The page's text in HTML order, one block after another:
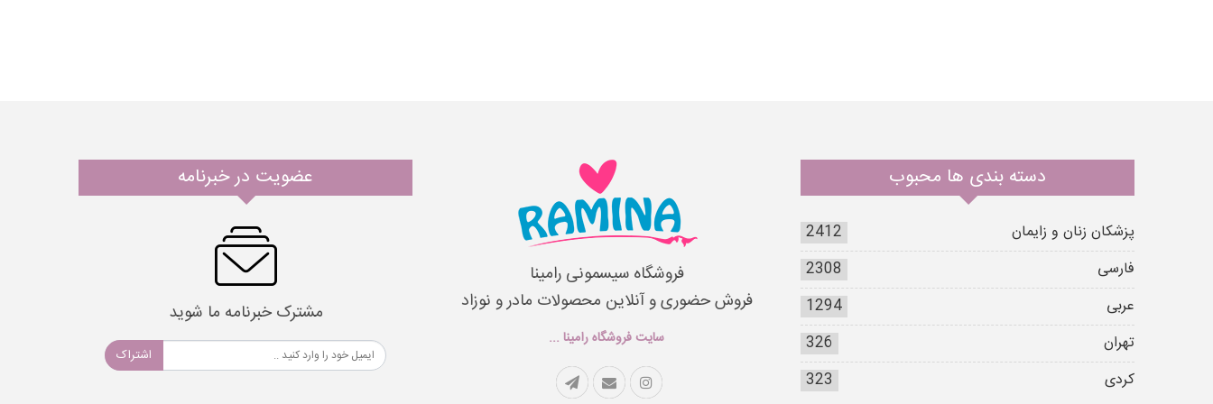
دسته بندی ها محبوب
پزشکان زنان و زایمان
2412
فارسی
2308
عربی
1294
تهران
326
کردی
323
فروشگاه سیسمونی رامینا
فروش حضوری و آنلاین محصولات مادر و نوزاد
سایت فروشگاه رامینا ...
عضویت در خبرنامه
مشترک خبرنامه ما شوید
اشتراک